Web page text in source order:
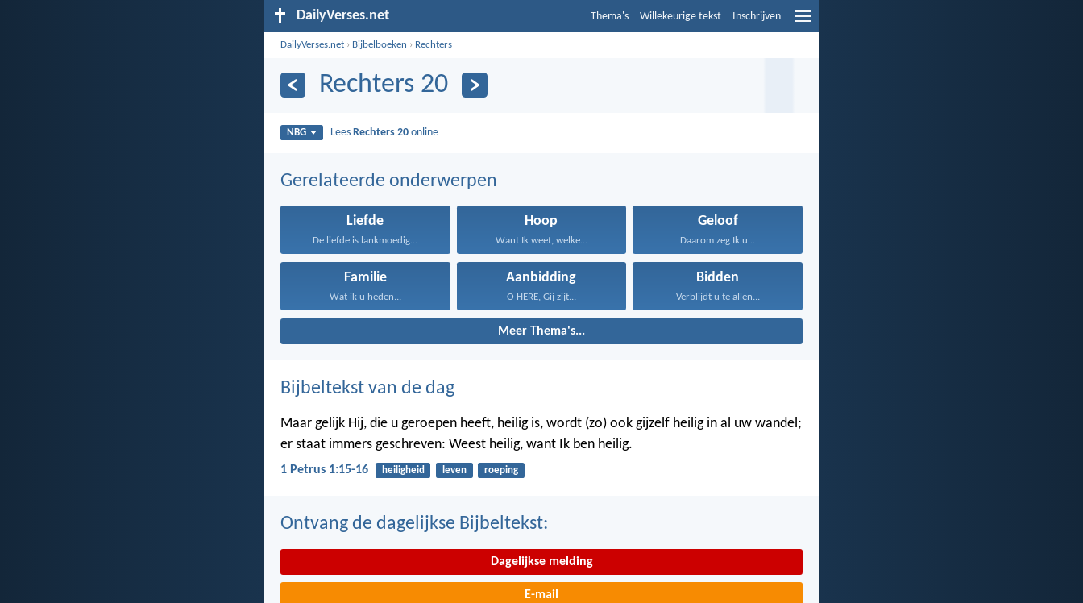
DailyVerses.net Thema's Willekeurige tekst Inschrijven
DailyVerses.net › Bijbelboeken › Rechters
Rechters 20
NBG Lees Rechters 20 online
Gerelateerde onderwerpen
Liefde
De liefde is lankmoedig...
Hoop
Want Ik weet, welke...
Geloof
Daarom zeg Ik u...
Familie
Wat ik u heden...
Aanbidding
O HERE, Gij zijt...
Bidden
Verblijdt u te allen...
Meer Thema's...
Bijbeltekst van de dag
Maar gelijk Hij, die u geroepen heeft, heilig is, wordt (zo) ook gijzelf heilig in al uw wandel;
er staat immers geschreven: Weest heilig, want Ik ben heilig.
1 Petrus 1:15-16 heiligheid leven roeping
Ontvang de dagelijkse Bijbeltekst:
Dagelijkse melding
E-mail